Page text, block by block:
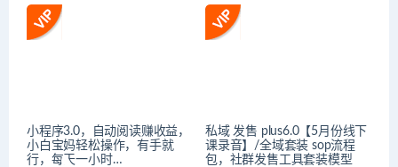
小程序3.0，自动阅读赚收益，
小白宝妈轻松操作，有手就
行，每天一小时…
私域 发售 plus6.0【5月份线下
课录音】/全域套装 sop流程
包，社群发售工具套装模型